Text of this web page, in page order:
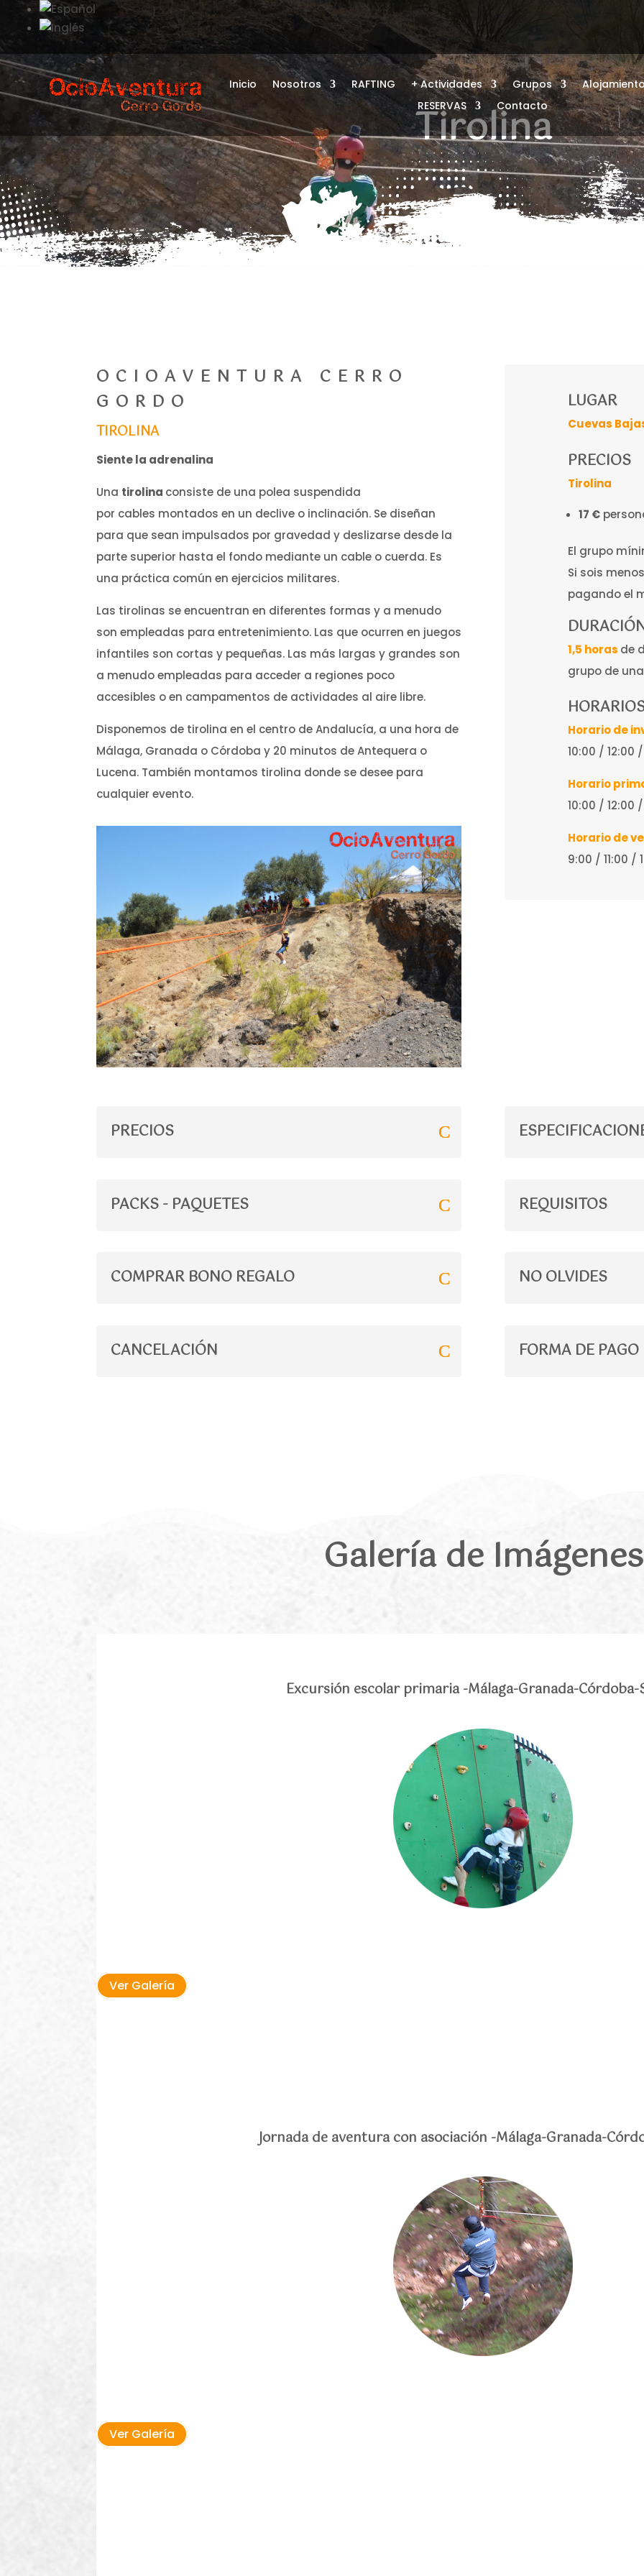
Tirolina
Inicio Nosotros RAFTING + Actividades Grupos
RESERVAS
Contacto
OCIOAVENTURA CERRO
GORDO
TIROLINA
Siente la adrenalina
Una tirolina consiste de una polea suspendida
por cables montados en un declive o inclinación. Se diseñan
para que sean impulsados por gravedad y deslizarse desde la
parte superior hasta el fondo mediante un cable o cuerda. Es
una práctica común en ejercicios militares.
Las tirolinas se encuentran en diferentes formas y a menudo
son empleadas para entretenimiento. Las que ocurren en juegos
infantiles son cortas y pequeñas. Las más largas y grandes son
a menudo empleadas para acceder a regiones poco
accesibles o en campamentos de actividades al aire libre.
Disponemos de tirolina en el centro de Andalucía, a una hora de
Málaga, Granada o Córdoba y 20 minutos de Antequera o
Lucena. También montamos tirolina donde se desee para
cualquier evento.
LUGAR
Cuevas
PRECIOS
Tirolina
17 €
El grupo
Si sois
pagando el
1,5 horas de
grupo de
Horario de
10:00 / 12:00
Horario
10:00 / 12:00
Horario de
9:00 / 11:00 /
PRECIOS
PACKS - PAQUETES
COMPRAR BONO REGALO
CANCELACIÓN
REQUISITOS
NO OLVIDES
FORMA DE PAGO
Galería de Imágenes
Excursión escolar primaria -Málaga-Granada-Córdoba-
Ver Galería
Jornada de aventura con asociación -Málaga-Granada-
Ver Galería